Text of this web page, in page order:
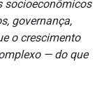
socioeconômicos
governança,
o crescimento
— do que